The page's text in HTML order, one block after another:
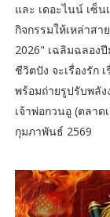
และ เดอะไนน์ เซ็น
กิจกรรมให้เหล่าสา
2026" เฉลิมฉลอง
ชีวิตปัง จะเรื่องรัก
พร้อมถ่ายรูปรับพลั
เจ้าพ่อกวนอู (ตลา
กุมภาพันธ์ 2569